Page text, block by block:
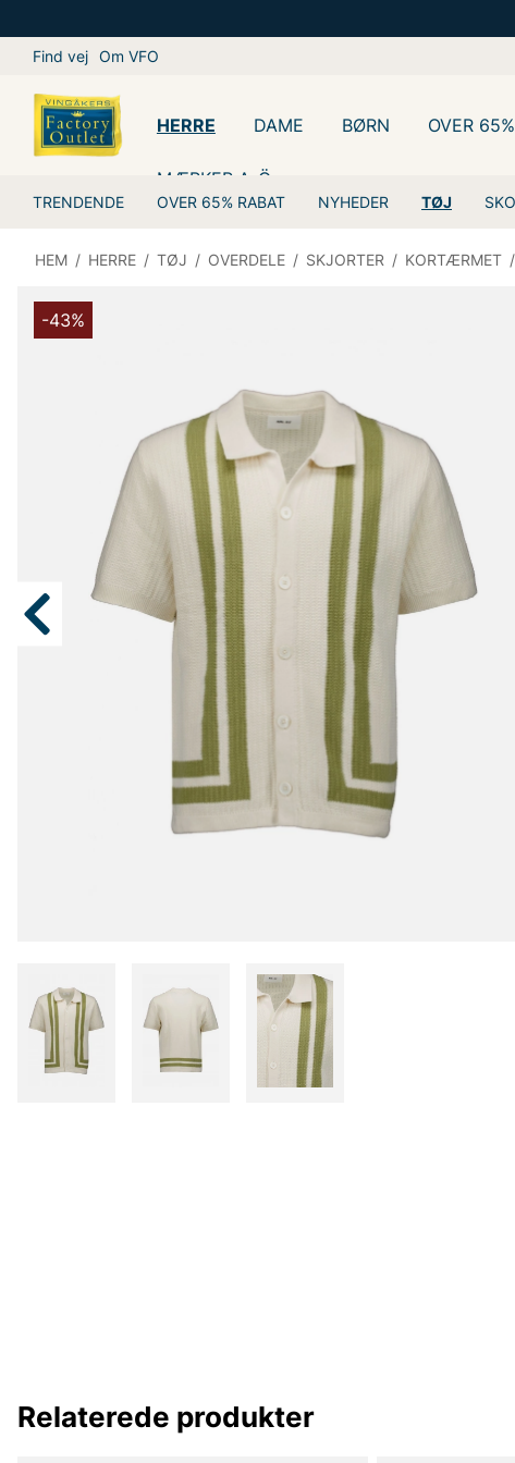
Find vej Om VFO
HERRE
TRENDENDE OVER 65% RABAT NYHEDER TØJ SKO
DAME BØRN OVER
MÆRKER A-Ö
HEM / HERRE / TØJ / OVERDELE / SKJORTER / KORTÆRMET /
-43%
Relaterede produkter